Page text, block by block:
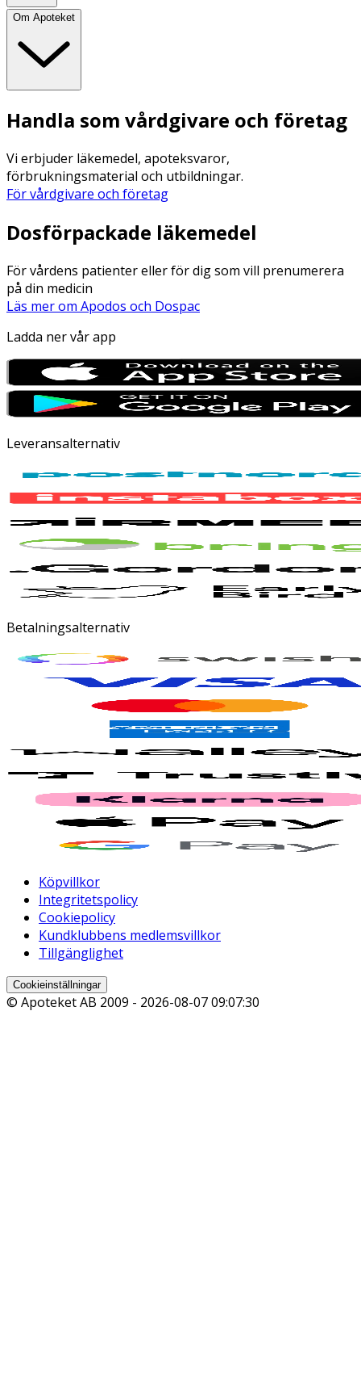
Om Apoteket
Handla som vårdgivare och företag
Vi erbjuder läkemedel, apoteksvaror,
förbrukningsmaterial och utbildningar.
För vårdgivare och företag
Dosförpackade läkemedel
För vårdens patienter eller för dig som vill prenumerera
på din medicin
Läs mer om Apodos och Dospac
Ladda ner vår app
Leveransalternativ
Betalningsalternativ
Köpvillkor
Integritetspolicy
Cookiepolicy
Kundklubbens medlemsvillkor
Tillgänglighet
Cookieinställningar
© Apoteket AB 2009 - 2026-08-07 09:07:30